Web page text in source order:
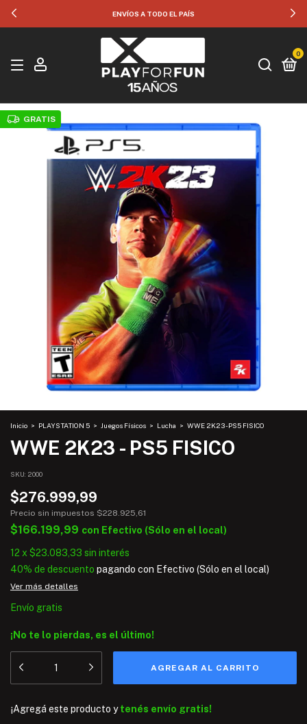
ENVÍOS A TODO EL PAÍS
0
GRATIS
Inicio > PLAYSTATION 5 > Juegos Físicos > Lucha > WWE 2K23 - PS5 FISICO
WWE 2K23 - PS5 FISICO
SKU: 2000
$276.999,99
Precio sin impuestos $228.925,61
$166.199,99 con Efectivo (Sólo en el local)
12 x $23.083,33 sin interés
40% de descuento pagando con Efectivo (Sólo en el local)
Ver más detalles
Envío gratis
¡No te lo pierdas, es el último!
¡Agregá este producto ytenés envío gratis!